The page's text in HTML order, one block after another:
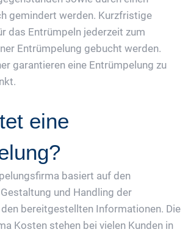
gemindert werden. Kurzfristige
das Entrümpeln jederzeit zum
Entrümpelung gebucht werden.
garantieren eine Entrümpelung zu
eine
basiert auf den
und Handling der
bereitgestellten Informationen. Die
Kosten stehen bei vielen Kunden in